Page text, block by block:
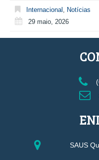
Internacional , Notícias
29 maio, 2026
SAUS